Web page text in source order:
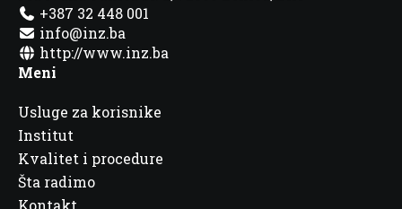
+387 32 448 001
info@inz.ba
http://www.inz.ba
Meni
Usluge za korisnike
Institut
Kvalitet i procedure
Šta radimo